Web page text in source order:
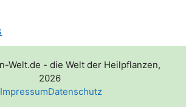
Welt.de - die Welt der Heilpflanzen,
2026
ImpressumDatenschutz